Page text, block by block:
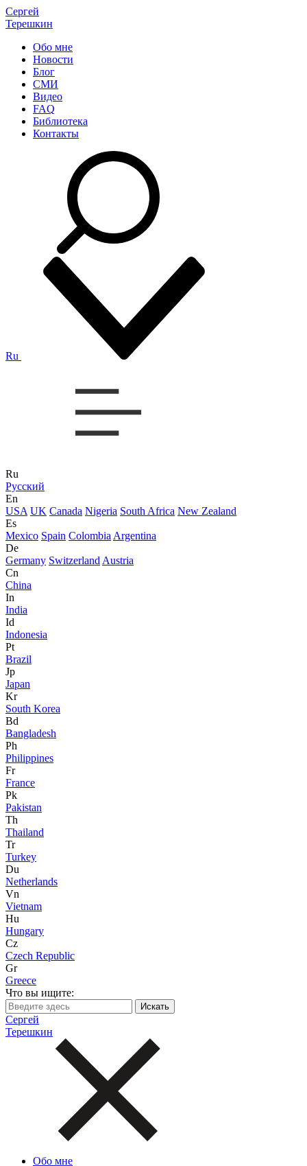
Сергей
Терешкин
Обо мне
Новости
Блог
СМИ
Видео
FAQ
Библиотека
Контакты
Ru
Ru
Русский
En
USA UK Canada Nigeria South Africa New Zealand
Es
Mexico Spain Colombia Argentina
De
Germany Switzerland Austria
Cn
China
In
India
Id
Indonesia
Pt
Brazil
Jp
Japan
Kr
South Korea
Bd
Bangladesh
Ph
Philippines
Fr
France
Pk
Pakistan
Th
Thailand
Tr
Turkey
Du
Netherlands
Vn
Vietnam
Hu
Hungary
Cz
Czech Republic
Gr
Greece
Что вы ищите:
Сергей
Терешкин
Обо мне